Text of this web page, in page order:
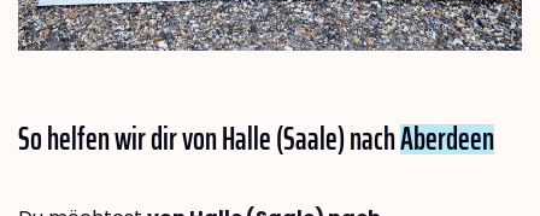
So helfen wir dir von Halle (Saale) nachAberdeen